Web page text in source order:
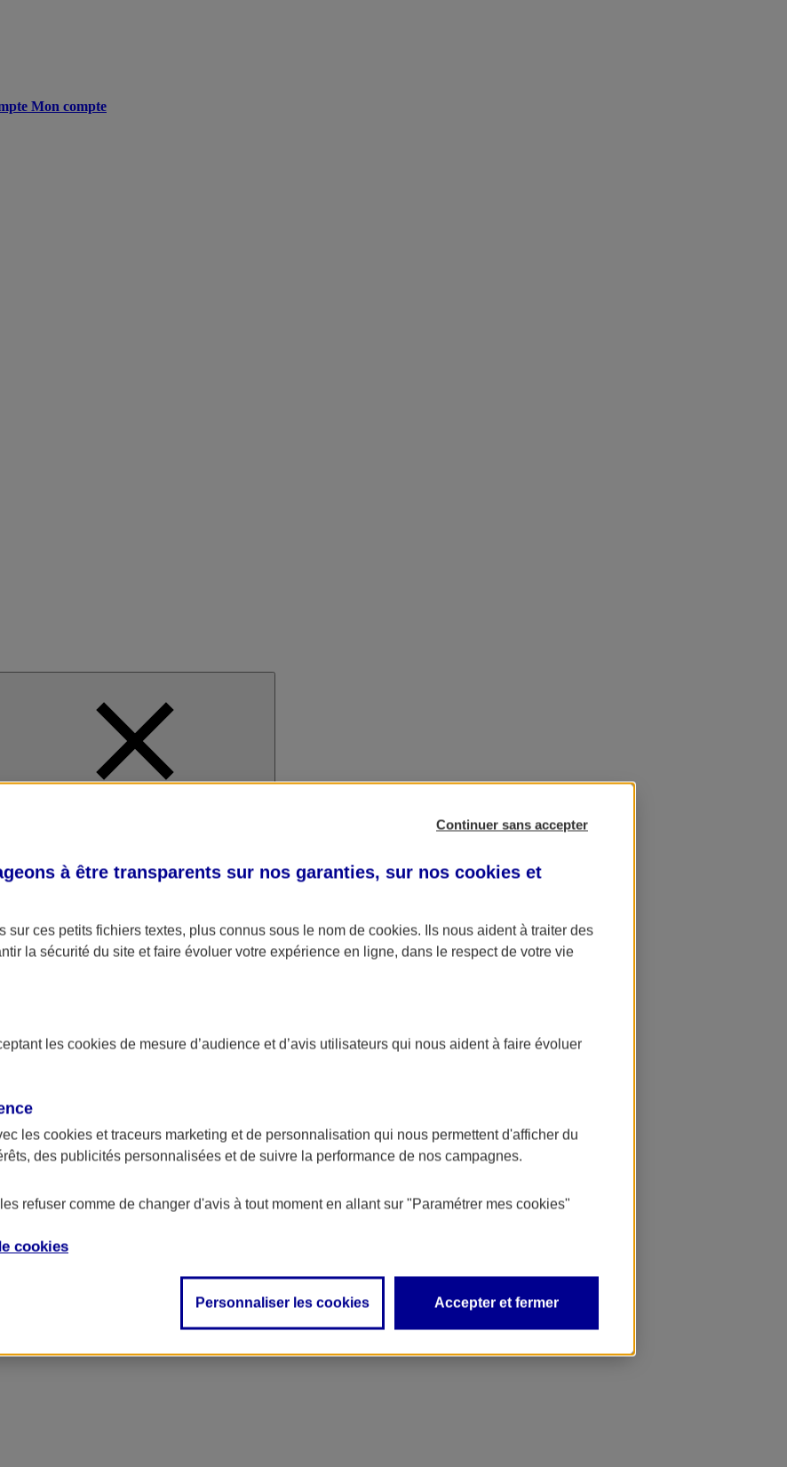
Mon compte
Continuer sans accepter
à être transparents sur nos garanties, sur nos cookies et
sur ces petits fichiers textes, plus connus sous le nom de cookies. Ils nous aident à traiter des
la sécurité du site et faire évoluer votre expérience en ligne, dans le respect de votre vie
les cookies de mesure d’audience et d’avis utilisateurs qui nous aident à faire évoluer
les cookies et traceurs marketing et de personnalisation qui nous permettent d'afficher du
des publicités personnalisées et de suivre la performance de nos campagnes.
refuser comme de changer d'avis à tout moment en allant sur "Paramétrer mes cookies"
cookies
Personnaliser les cookies Accepter et fermer